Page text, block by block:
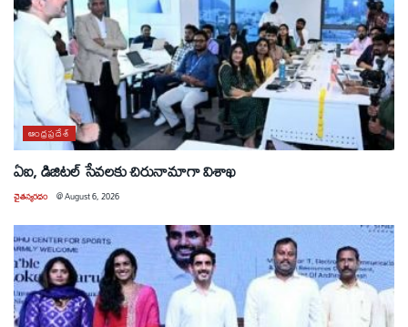
ఆంధ్రప్రదేశ్
ఏఐ, డిజిటల్ సేవలకు చిరునామాగా విశాఖ
చైతన్యరధం @August 6, 2026